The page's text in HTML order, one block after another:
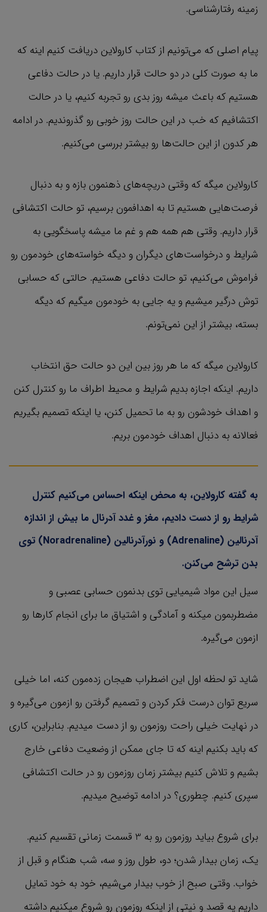
زمینه رفتارشناسی.
پیام اصلی که می‌تونیم از کتاب کارولاین دریافت کنیم اینه که
ما به صورت کلی در دو حالت قرار داریم. یا در حالت دفاعی
هستیم که باعث میشه روز بدی رو تجربه کنیم، یا در حالت
اکتشافیم که خب در این حالت روز خوبی رو گذروندیم. در ادامه
هر کدون از این حالت‌ها رو بیشتر بررسی می‌کنیم.
کارولاین میگه که وقتی دریچه‌های ذهنمون بازه و به دنبال
فرصت‌هایی هستیم تا به اهدافمون برسیم، تو حالت اکتشافی
قرار داریم. وقتی هم همه هم و غم ما میشه پاسخگویی به
شرایط و درخواست‌های دیگران و دیگه خواسته‌های خودمون رو
فراموش می‌کنیم، تو حالت دفاعی هستیم. حالتی که حسابی
توش درگیر میشیم و یه جایی به خودمون میگیم که دیگه
بسته، بیشتر از این نمی‌تونم.
کارولاین میگه که ما هر روز بین این دو حالت حق انتخاب
داریم. اینکه اجازه بدیم شرایط و محیط اطراف ما رو کنترل کنن
و اهداف خودشون رو به ما تحمیل کنن، یا اینکه تصمیم بگیریم
فعالانه به دنبال اهداف خودمون بریم.
به گفته کارولاین، به محض اینکه احساس می‌کنیم کنترل
شرایط رو از دست دادیم، مغز و غدد آدرنال ما بیش از اندازه
آدرنالین (Adrenaline) و نورآدرنالین (Noradrenaline) توی
بدن ترشح می‌کنن.
سیل این مواد شیمیایی توی بدنمون حسابی عصبی و
مضطربمون میکنه و آمادگی و اشتیاق ما برای انجام کارها رو
ازمون می‌گیره.
شاید تو لحظه اول این اضطراب هیجان زده‌مون کنه، اما خیلی
سریع توان درست فکر کردن و تصمیم‌ گرفتن رو ازمون می‌گیره و
در نهایت خیلی راحت روزمون رو از دست میدیم. بنابراین، کاری
که باید بکنیم اینه که تا جای ممکن از وضعیت دفاعی خارج
بشیم و تلاش کنیم بیشتر زمان روزمون رو در حالت اکتشافی
سپری کنیم. چطوری؟ در ادامه توضیح میدیم.
برای شروع بیاید روزمون رو به 3 قسمت زمانی تقسیم کنیم.
یک، زمان بیدار شدن؛ دو، طول روز و سه، شب هنگام و قبل از
خواب. وقتی صبح از خوب بیدار می‌شیم، خود به خود تمایل
داریم یه قصد و نیتی از اینکه روزمون رو شروع میکنیم داشته